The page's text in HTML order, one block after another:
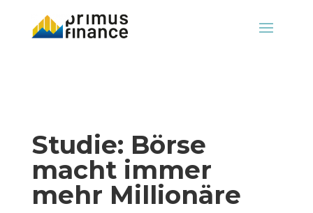
Studie: Börse
macht immer
mehr Millionäre